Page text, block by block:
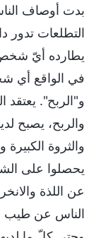
بدت أوصاف
التطلعات تدور
يطارده أيّ شخصٍ
في الواقع أي
و"الربح".
والربح، يصبح
والثروة الكبيرة
يحصلوا على
عن اللذة
الناس عن طيب